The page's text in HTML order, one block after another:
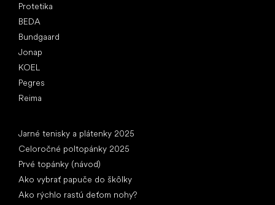
Protetika
BEDA
Bundgaard
Jonap
KOEL
Pegres
Reima
Jarné tenisky a plátenky 2025
Celoročné poltopánky 2025
Prvé topánky (návod)
Ako vybrať papuče do škôlky
Ako rýchlo rastú deťom nohy?